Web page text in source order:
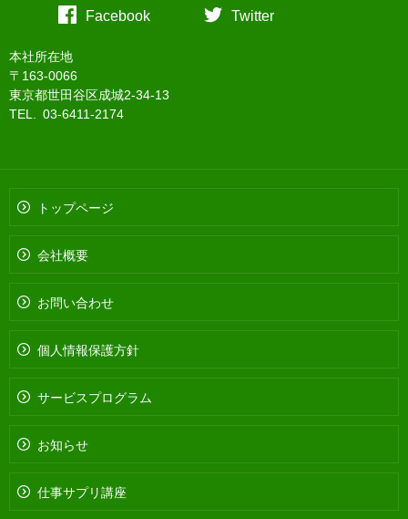
Facebook Twitter
本社所在地
〒163-0066
東京都世田谷区成城2-34-13
TEL. 03-6411-2174
トップページ
会社概要
お問い合わせ
個人情報保護方針
サービスプログラム
お知らせ
仕事サプリ講座